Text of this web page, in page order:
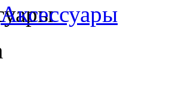
Аксессуары